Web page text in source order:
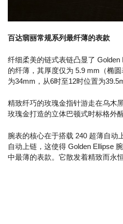
百达翡丽常规系列最纤薄的表款
纤细柔美的链式表链凸显了
的纤薄，其厚度仅为 5.9 mm（椭
为34mm，从6时至12时位置为
精致纤巧的玫瑰金指针游走在乌木
玫瑰金打造的立体巴顿式时标格外醒
腕表的核心在于搭载 240 超薄自动
自动上链，这使得 Golden Ellipse
中最薄的表款。它散发着精致而永